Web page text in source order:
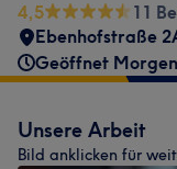
4,5
11
Ebenhofstraße
Geöffnet
Unsere Arbeit
Bild anklicken für